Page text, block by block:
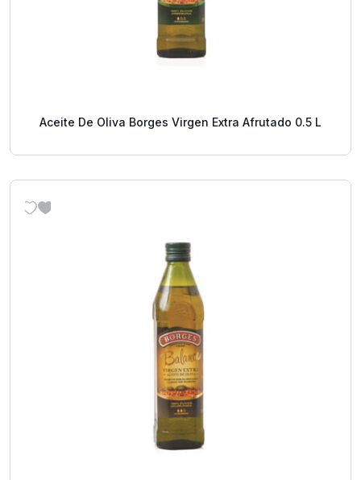
Aceite De Oliva Borges Virgen Extra Afrutado 0.5 L